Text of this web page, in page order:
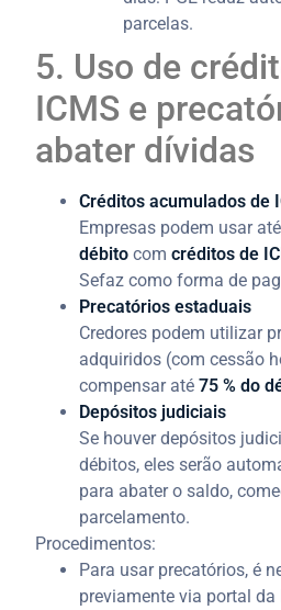
parcelas.
5. Uso de
ICMS e
abater dívidas
Créditos acumulados de
Empresas podem usar
débito comcréditos de
Sefaz como forma de
Precatórios estaduais
Credores podem utilizar
adquiridos (com cessão
compensar até75 % do
Depósitos judiciais
Se houver depósitos
débitos, eles serão
para abater o saldo,
parcelamento.
Procedimentos:
Para usar precatórios, é
previamente via portal da